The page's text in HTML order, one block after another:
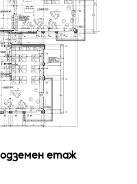
етаж